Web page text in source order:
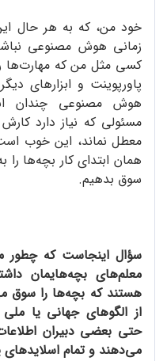
خود من، که به هر حال
زمانی هوش مصنوعی
کسی مثل من که مهارت‌ها
پاورپوینت و ابزارهای
هوش مصنوعی چندان
مسئولی که نیاز دارد
معطل نماند، این خوب
همان ابتدای کار بچه‌ها
سوق بدهیم.
سؤال اینجاست که چطور
معلم‌های بچه‌هایمان
هستند که بچه‌ها را
از الگوهای جهانی یا
حتی بعضی دبیران
می‌دهند و تمام